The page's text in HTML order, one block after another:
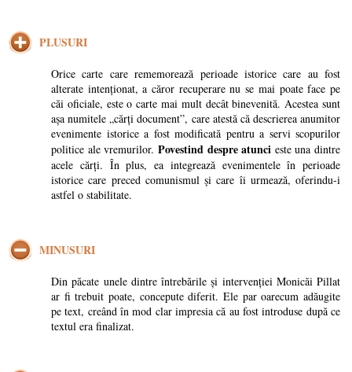
PLUSURI
Orice carte care rememorează perioade istorice care au fost
alterate intenționat, a căror recuperare nu se mai poate face pe
căi oficiale, este o carte mai mult decât binevenită. Acestea sunt
așa numitele „cărți document”, care atestă că descrierea anumitor
evenimente istorice a fost modificată pentru a servi scopurilor
politice ale vremurilor. Povestind despre atunci este una dintre
acele cărți. În plus, ea integrează evenimentele în perioade
istorice care preced comunismul și care îi urmează, oferindu-i
astfel o stabilitate.
MINUSURI
Din păcate unele dintre întrebările și intervenției Monicăi Pillat
ar fi trebuit poate, concepute diferit. Ele par oarecum adăugite
pe text, creând în mod clar impresia că au fost introduse după ce
textul era finalizat.